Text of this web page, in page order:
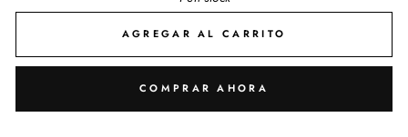
AGREGAR AL CARRITO
COMPRAR AHORA